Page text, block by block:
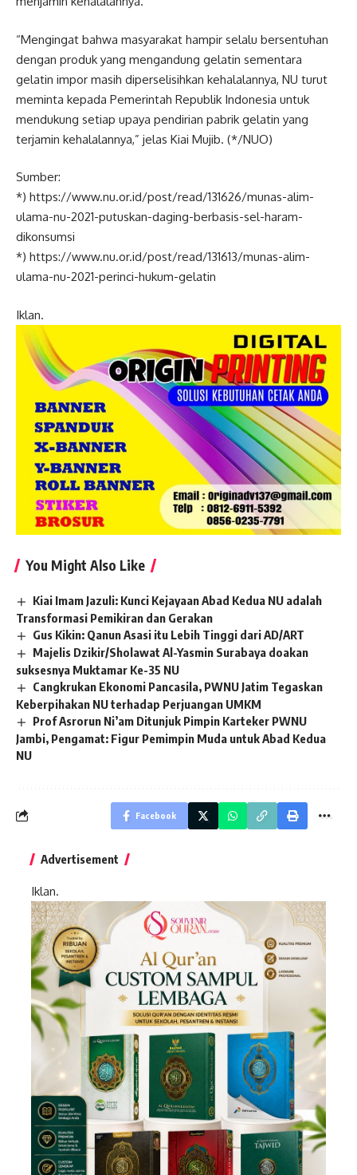
“Mengingat bahwa masyarakat hampir selalu bersentuhan
dengan produk yang mengandung gelatin sementara
gelatin impor masih diperselisihkan kehalalannya, NU turut
meminta kepada Pemerintah Republik Indonesia untuk
mendukung setiap upaya pendirian pabrik gelatin yang
terjamin kehalalannya,” jelas Kiai Mujib. (*/NUO)
Sumber:
*) https://www.nu.or.id/post/read/131626/munas-alim-
ulama-nu-2021-putuskan-daging-berbasis-sel-haram-
dikonsumsi
*) https://www.nu.or.id/post/read/131613/munas-alim-
ulama-nu-2021-perinci-hukum-gelatin
Iklan.
You Might Also Like
Kiai Imam Jazuli: Kunci Kejayaan Abad Kedua NU adalah
Transformasi Pemikiran dan Gerakan
Gus Kikin: Qanun Asasi itu Lebih Tinggi dari AD/ART
Majelis Dzikir/Sholawat Al-Yasmin Surabaya doakan
suksesnya Muktamar Ke-35 NU
Cangkrukan Ekonomi Pancasila, PWNU Jatim Tegaskan
Keberpihakan NU terhadap Perjuangan UMKM
Prof Asrorun Ni’am Ditunjuk Pimpin Karteker PWNU
Jambi, Pengamat: Figur Pemimpin Muda untuk Abad Kedua
NU
Facebook
Advertisement
Iklan.